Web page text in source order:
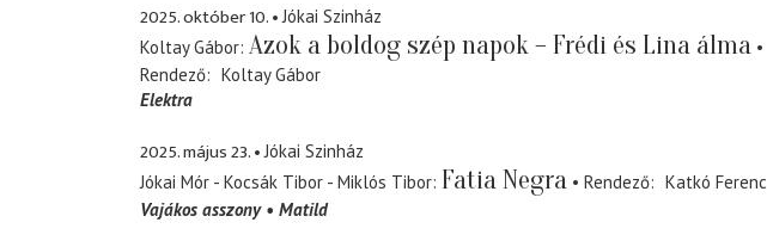
2025. október 10.
Jókai Szinház
Koltay Gábor Azok a boldog szép napok – Frédi és Lina álma
Rendező
Koltay Gábor
Elektra
2025. május 23.
Jókai Szinház
Jókai Mór - Kocsák Tibor - Miklós Tibor Fatia Negra Rendező
Katkó Ferenc
Vajákos asszony
Matild